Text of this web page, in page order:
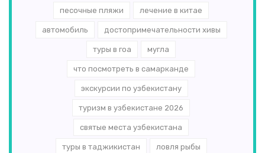
песочные пляжи лечение в китае
автомобиль достопримечательности хивы
туры в гоа мугла
что посмотреть в самарканде
экскурсии по узбекистану
туризм в узбекистане 2026
святые места узбекистана
туры в таджикистан ловля рыбы